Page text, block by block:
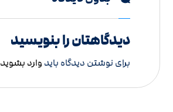
دیدگاهتان را بنویسید
برای نوشتن دیدگاه باید وارد بشوید